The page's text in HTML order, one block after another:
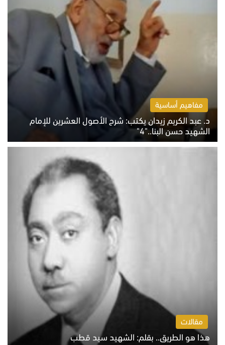
مفاهيم أساسية
د. عبد الكريم زيدان يكتب: شرح الأصول العشرين للإمام
الشهيد حسن البنا.."4"
الخميس 6 أغسطس 2026 10:27 ص
مقالات
هذا هو الطريق.. بقلم: الشهيد سيد قطب